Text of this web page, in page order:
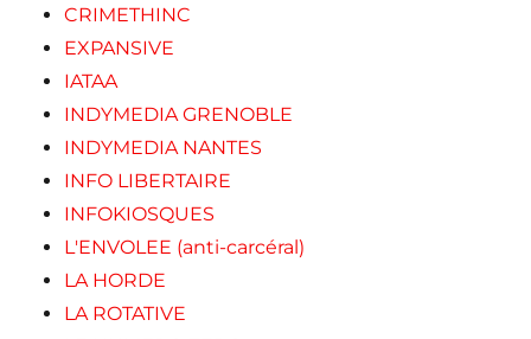
CRIMETHINC
EXPANSIVE
IATAA
INDYMEDIA GRENOBLE
INDYMEDIA NANTES
INFO LIBERTAIRE
INFOKIOSQUES
L'ENVOLEE (anti-carcéral)
LA HORDE
LA ROTATIVE